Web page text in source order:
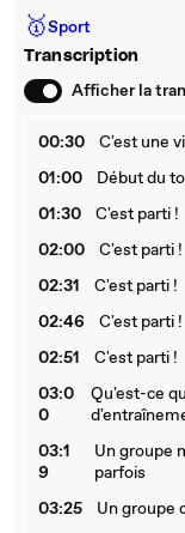
🥇Sport
Transcription
Afficher la
00:30
C'est une
01:00
Début du
01:30
C'est parti !
02:00
C'est parti !
02:31
C'est parti !
02:46
C'est parti !
02:51
C'est parti !
03:0
0
Qu'est-ce
03:1
9
Un groupe
parfois
03:25
Un groupe